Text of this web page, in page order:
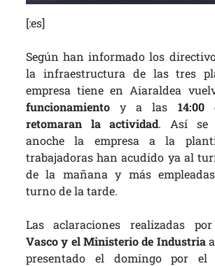
[:es]
Según han informado los
la infraestructura de las tres
empresa tiene en Aiaraldea
funcionamientoy a las 14:00
retomaran la actividad. Así se
anoche la empresa a la
trabajadoras han acudido ya al
de la mañana y más
turno de la tarde.
Las aclaraciones realizadas
Vasco y el Ministerio de Industria
presentado el domingo por el